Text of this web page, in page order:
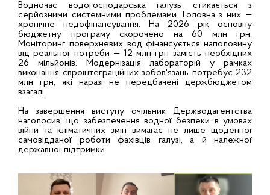
Водночас водогосподарська галузь стикається з
серйозними системними проблемами. Головна з них —
хронічне недофінансування. На 2026 рік основну
бюджетну програму скорочено на 60 млн грн.
Моніторинг поверхневих вод фінансується наполовину
від реальної потреби — 12 млн грн замість необхідних
26 мільйонів. Модернізація лабораторій у рамках
виконання євроінтеграційних зобов'язань потребує 232
млн грн, які наразі не передбачені держбюджетом
взагалі.
На завершення виступу очільник Держводагентства
наголосив, що забезпечення водної безпеки в умовах
війни та кліматичних змін вимагає не лише щоденної
самовідданої роботи фахівців галузі, а й належної
державної підтримки.